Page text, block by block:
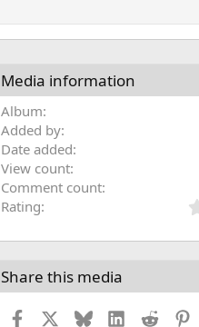
Media information
Album
Added by
Date added
View count
Comment count
Rating
Share this media
Facebook BlueskyLinkedIn
Reddit